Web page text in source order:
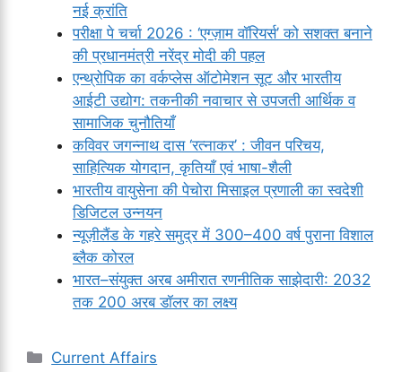
नई क्रांति
परीक्षा पे चर्चा 2026 : ‘एग्ज़ाम वॉरियर्स’ को सशक्त बनाने
की प्रधानमंत्री नरेंद्र मोदी की पहल
एन्थ्रोपिक का वर्कप्लेस ऑटोमेशन सूट और भारतीय
आईटी उद्योग: तकनीकी नवाचार से उपजती आर्थिक व
सामाजिक चुनौतियाँ
कविवर जगन्नाथ दास ‘रत्नाकर’ : जीवन परिचय,
साहित्यिक योगदान, कृतियाँ एवं भाषा-शैली
भारतीय वायुसेना की पेचोरा मिसाइल प्रणाली का स्वदेशी
डिजिटल उन्नयन
न्यूज़ीलैंड के गहरे समुद्र में 300–400 वर्ष पुराना विशाल
ब्लैक कोरल
भारत–संयुक्त अरब अमीरात रणनीतिक साझेदारी: 2032
तक 200 अरब डॉलर का लक्ष्य
Categories
Current Affairs